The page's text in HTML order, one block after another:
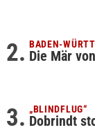
BADEN-
Die Mär
„BLINDFLUG“
Dobrindt